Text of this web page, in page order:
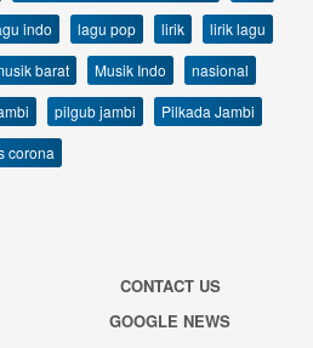
indo lagu pop lirik
lirik lagu
barat Musik Indo
nasional
pilgub jambi
Pilkada Jambi
corona
CONTACT US
GOOGLE NEWS